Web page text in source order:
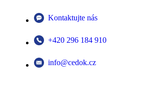
Kontaktujte nás
+420 296 184 910
info@cedok.cz